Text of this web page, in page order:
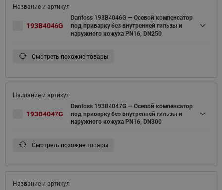
193B4046G
Danfoss 193B4046G — Осевой компенсатор
под приварку без внутренней гильзы и
наружного кожуха PN16, DN250
Смотреть похожие товары
193B4047G
Danfoss 193B4047G — Осевой компенсатор
под приварку без внутренней гильзы и
наружного кожуха PN16, DN300
Смотреть похожие товары